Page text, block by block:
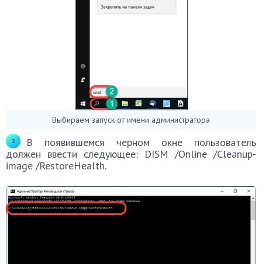
Выбираем запуск от имени администратора
В появившемся черном окне пользователь
должен ввести следующее: DISM /Online /Cleanup-
image /RestoreHealth.